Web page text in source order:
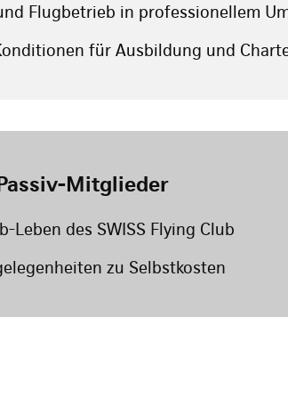
Flugbetrieb in professionellem
für Ausbildung und
Mitglieder
Leben des SWISS Flying Club
zu Selbstkosten